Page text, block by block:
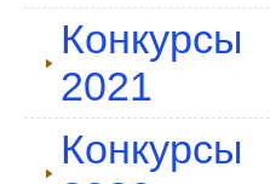
Конкурсы
2021
Конкурсы